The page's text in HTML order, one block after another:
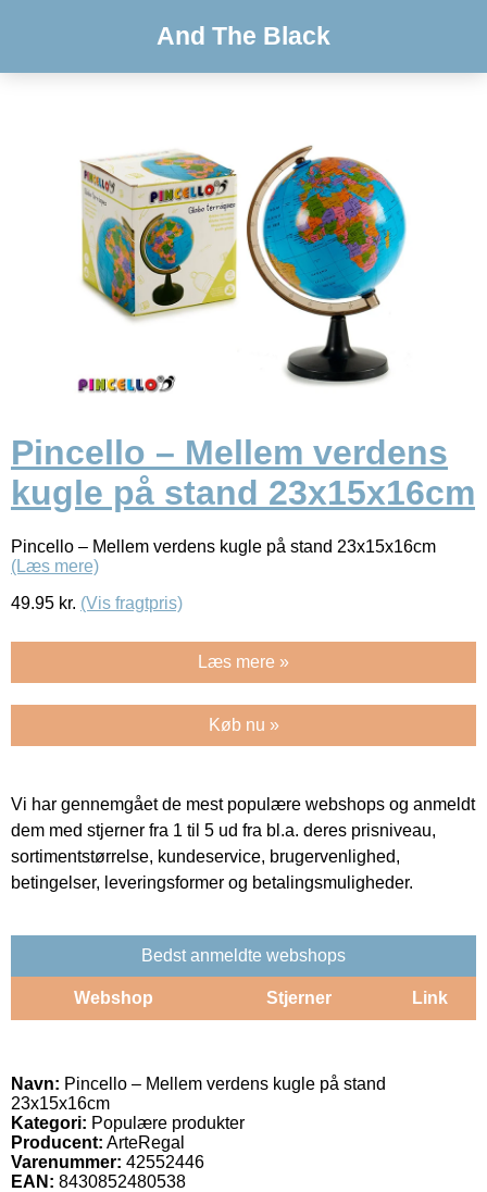
And The Black
Pincello – Mellem verdens
kugle på stand 23x15x16cm
Pincello – Mellem verdens kugle på stand 23x15x16cm
(Læs mere)
49.95 kr. (Vis fragtpris)
Læs mere »
Køb nu »
Vi har gennemgået de mest populære webshops og anmeldt
dem med stjerner fra 1 til 5 ud fra bl.a. deres prisniveau,
sortimentstørrelse, kundeservice, brugervenlighed,
betingelser, leveringsformer og betalingsmuligheder.
Bedst anmeldte webshops
Webshop Stjerner Link
Navn: Pincello – Mellem verdens kugle på stand
23x15x16cm
Kategori: Populære produkter
Producent: ArteRegal
Varenummer: 42552446
EAN: 8430852480538